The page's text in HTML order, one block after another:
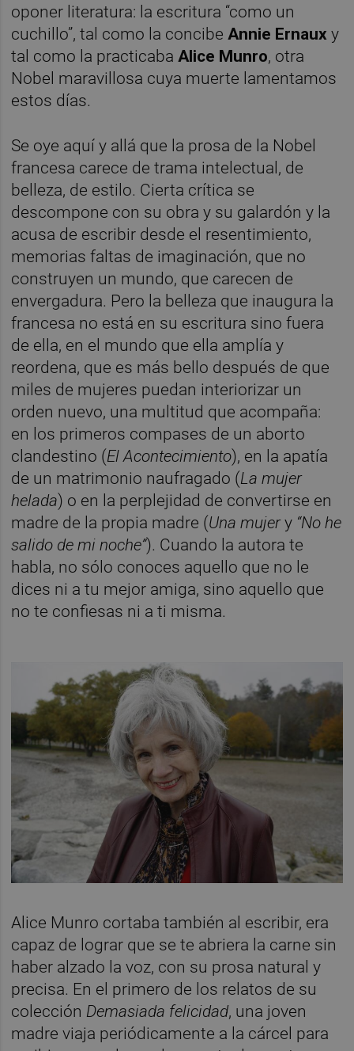
oponer literatura: la escritura “como un
cuchillo”, tal como la concibe Annie Ernaux y
tal como la practicaba Alice Munro, otra
Nobel maravillosa cuya muerte lamentamos
estos días.
Se oye aquí y allá que la prosa de la Nobel
francesa carece de trama intelectual, de
belleza, de estilo. Cierta crítica se
descompone con su obra y su galardón y la
acusa de escribir desde el resentimiento,
memorias faltas de imaginación, que no
construyen un mundo, que carecen de
envergadura. Pero la belleza que inaugura la
francesa no está en su escritura sino fuera
de ella, en el mundo que ella amplía y
reordena, que es más bello después de que
miles de mujeres puedan interiorizar un
orden nuevo, una multitud que acompaña:
en los primeros compases de un aborto
clandestino (El Acontecimiento), en la apatía
de un matrimonio naufragado (La mujer
helada) o en la perplejidad de convertirse en
madre de la propia madre (Una mujery “No he
salido de mi noche”). Cuando la autora te
habla, no sólo conoces aquello que no le
dices ni a tu mejor amiga, sino aquello que
no te confiesas ni a ti misma.
Alice Munro cortaba también al escribir, era
capaz de lograr que se te abriera la carne sin
haber alzado la voz, con su prosa natural y
precisa. En el primero de los relatos de su
colección Demasiada felicidad, una joven
madre viaja periódicamente a la cárcel para